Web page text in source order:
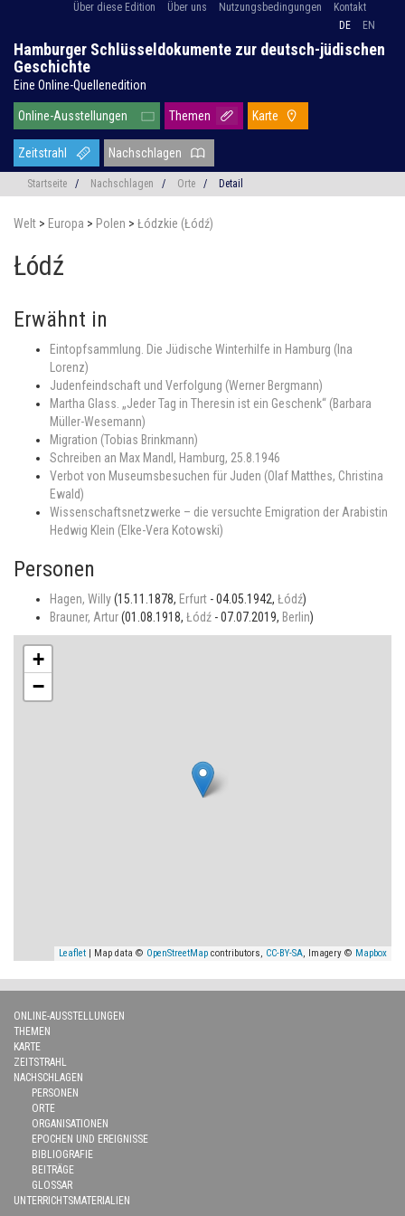
Über diese Edition Über uns Nutzungsbedingungen
Kontakt
DE
EN
Hamburger Schlüsseldokumente zur deutsch-jüdischen
Geschichte
Eine Online-Quellenedition
Online-Ausstellungen Themen Karte
Zeitstrahl Nachschlagen
Startseite / Nachschlagen / Orte / Detail
Welt > Europa > Polen > Łódzkie (Łódź)
Łódź
Erwähnt in
Eintopfsammlung. Die Jüdische Winterhilfe in Hamburg (Ina
Lorenz)
Judenfeindschaft und Verfolgung (Werner Bergmann)
Martha Glass. „Jeder Tag in Theresin ist ein Geschenk“ (Barbara
Müller-Wesemann)
Migration (Tobias Brinkmann)
Schreiben an Max Mandl, Hamburg, 25.8.1946
Verbot von Museumsbesuchen für Juden (Olaf Matthes, Christina
Ewald)
Wissenschaftsnetzwerke – die versuchte Emigration der Arabistin
Hedwig Klein (Elke-Vera Kotowski)
Personen
Hagen, Willy(15.11.1878, Erfurt - 04.05.1942, Łódź)
Brauner, Artur(01.08.1918, Łódź - 07.07.2019, Berlin)
+
−
Leaflet | Map data © OpenStreetMap contributors, CC-BY-SA, Imagery © Mapbox
ONLINE-AUSSTELLUNGEN
THEMEN
KARTE
ZEITSTRAHL
NACHSCHLAGEN
PERSONEN
ORTE
ORGANISATIONEN
EPOCHEN UND EREIGNISSE
BIBLIOGRAFIE
BEITRÄGE
GLOSSAR
UNTERRICHTSMATERIALIEN